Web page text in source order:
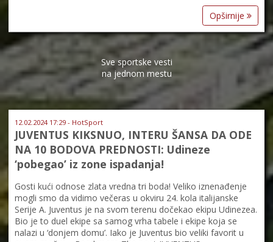
Opširnije
Sve sportske vesti
na jednom mestu
12.02.2024 17:29 - HotSport
JUVENTUS KIKSNUO, INTERU ŠANSA DA ODE
NA 10 BODOVA PREDNOSTI: Udineze
‘pobegao’ iz zone ispadanja!
Gosti kući odnose zlata vredna tri boda! Veliko iznenađenje
mogli smo da vidimo večeras u okviru 24. kola italijanske
Serije A. Juventus je na svom terenu dočekao ekipu Udinezea.
Bio je to duel ekipe sa samog vrha tabele i ekipe koja se
nalazi u ‘donjem domu’. Iako je Juventus bio veliki favorit u